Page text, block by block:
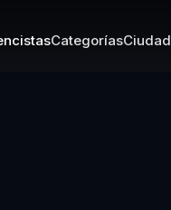
Categorías